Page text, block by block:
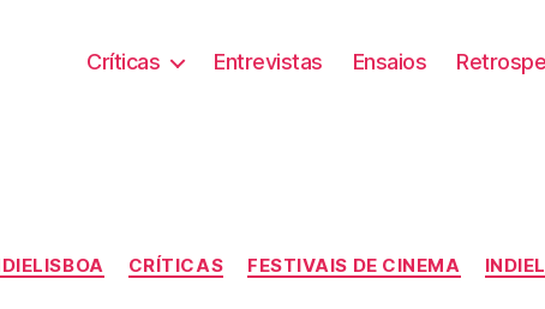
Críticas Entrevistas Ensaios
Categorias
CRÍTICAS FESTIVAIS DE CINEMA